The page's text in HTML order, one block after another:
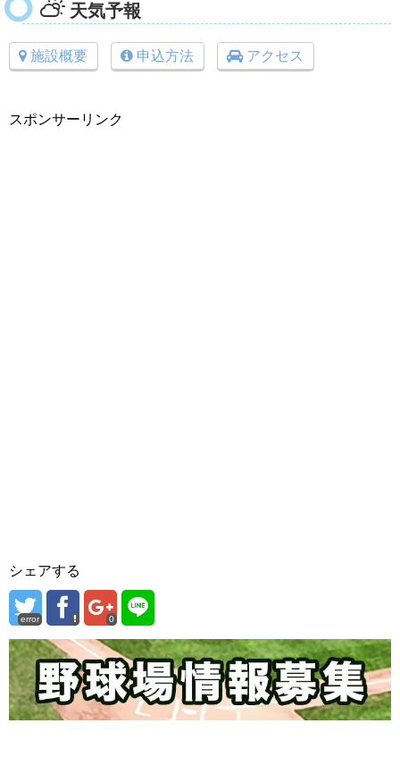
天気予報
施設概要 申込方法 アクセス
スポンサーリンク
シェアする
error 0